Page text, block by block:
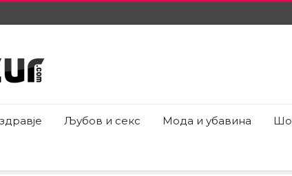
Љубов и секс Мода и убавина